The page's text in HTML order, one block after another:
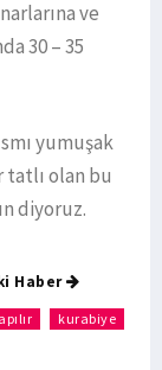
ve
30 – 35
yumuşak
tatlı olan bu
diyoruz.
Haber
kurabiye